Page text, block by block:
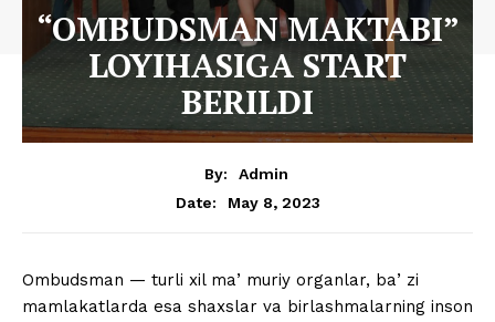
“OMBUDSMAN MAKTABI”
LOYIHASIGA START
BERILDI
By:
Admin
Date:
May 8, 2023
Ombudsman — turli xil maʼmuriy organlar, baʼzi
mamlakatlarda esa shaxslar va birlashmalarning inson